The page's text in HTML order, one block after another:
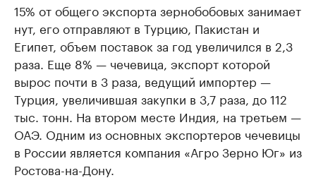
15% от общего экспорта зернобобовых занимает
нут, его отправляют в Турцию, Пакистан и
Египет, объем поставок за год увеличился в 2,3
раза. Еще 8% — чечевица, экспорт которой
вырос почти в 3 раза, ведущий импортер —
Турция, увеличившая закупки в 3,7 раза, до 112
тыс. тонн. На втором месте Индия, на третьем —
ОАЭ. Одним из основных экспортеров чечевицы
в России является компания «Агро Зерно Юг» из
Ростова-на-Дону.